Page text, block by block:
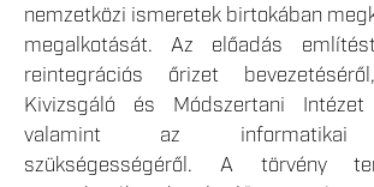
nemzetközi ismeretek birtokában
megalkotását. Az előadás
reintegrációs őrizet
Kivizsgáló és Módszertani Intézet
valamint az informatikai
szükségességéről. A törvény